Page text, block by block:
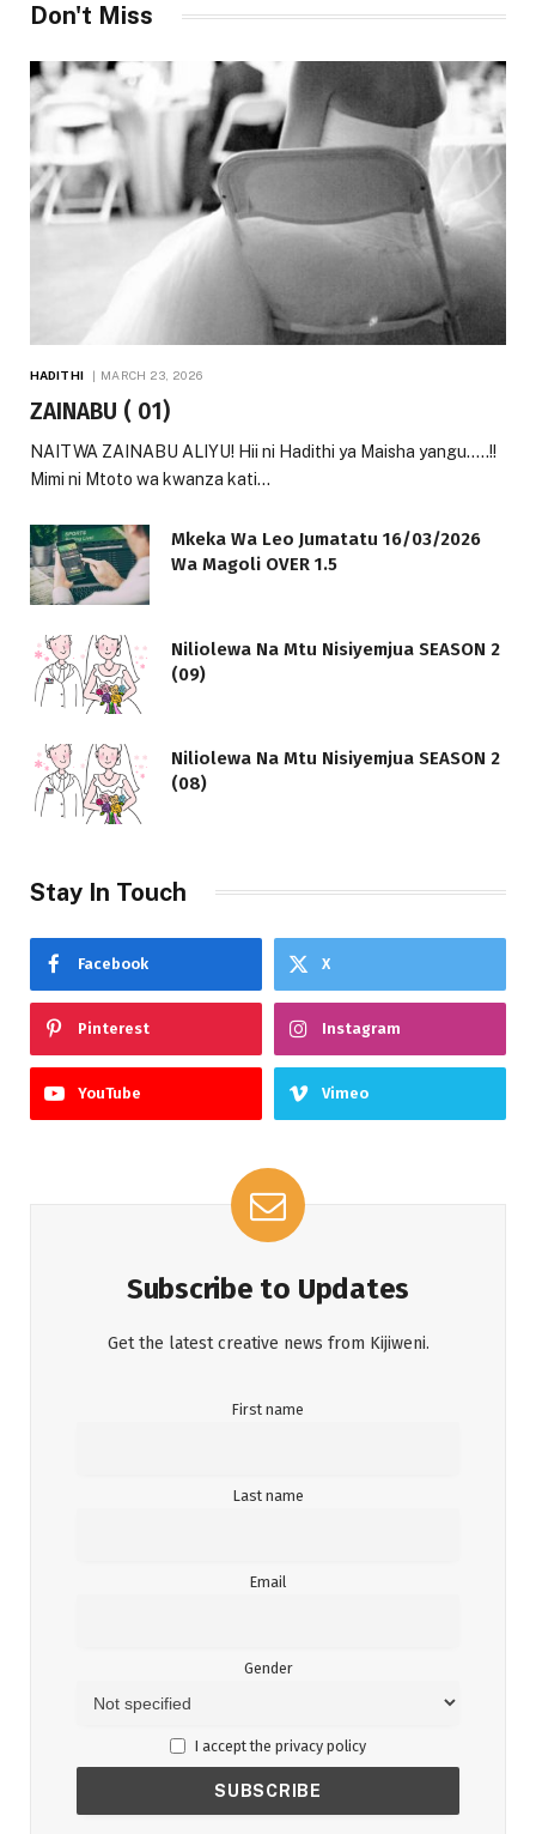
Don't Miss
HADITHI MARCH 23, 2026
ZAINABU ( 01)
NAITWA ZAINABU ALIYU! Hii ni Hadithi ya Maisha yangu…..!!
Mimi ni Mtoto wa kwanza kati…
Mkeka Wa Leo Jumatatu 16/03/2026
Wa Magoli OVER 1.5
Niliolewa Na Mtu Nisiyemjua SEASON 2
(09)
Niliolewa Na Mtu Nisiyemjua SEASON 2
(08)
Stay In Touch
Facebook X
Pinterest Instagram
YouTube Vimeo
Subscribe to Updates
Get the latest creative news from Kijiweni.
First name
Last name
Email
Gender
I accept the privacy policy